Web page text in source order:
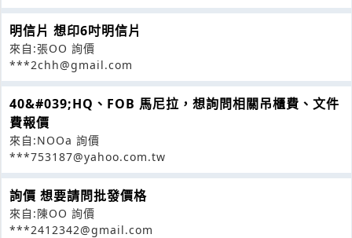
明信片 想印6吋明信片
來自:張OO 詢價
***2chh@gmail.com
40&#039;HQ、FOB 馬尼拉，想詢問相關吊櫃費、文件
費報價
來自:NOOa 詢價
***753187@yahoo.com.tw
詢價 想要請問批發價格
來自:陳OO 詢價
***2412342@gmail.com